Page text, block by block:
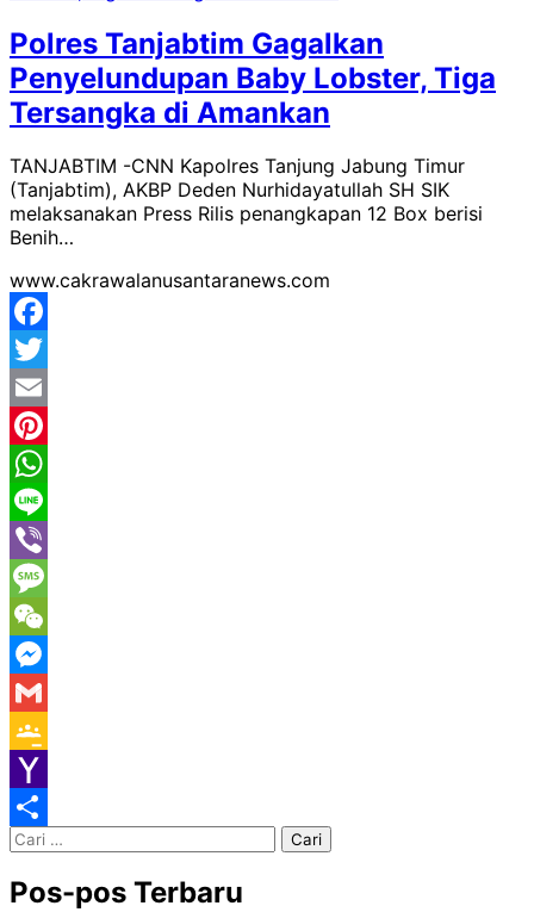
Polres Tanjabtim Gagalkan
Penyelundupan Baby Lobster, Tiga
Tersangka di Amankan
TANJABTIM -CNN Kapolres Tanjung Jabung Timur
(Tanjabtim), AKBP Deden Nurhidayatullah SH SIK
melaksanakan Press Rilis penangkapan 12 Box berisi
Benih…
www.cakrawalanusantaranews.com
Facebook
Twitter
Email
Pinterest
WhatsApp
Line
Viber
Message
WeChat
Messenger
Gmail
Google
Classroom
Yahoo
Mail
Share
Cari
untuk:
Pos-pos Terbaru